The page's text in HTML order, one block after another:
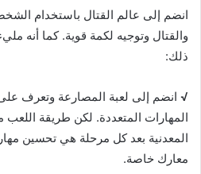
انضم إلى عالم القتال باستخدام
والقتال وتوجيه لكمة قوية. كما أنه
ذلك:
√ انضم إلى لعبة المصارعة وتعرف
المهارات المتعددة. لكن طريقة
المعدنية بعد كل مرحلة هي تحسين
معارك خاصة.